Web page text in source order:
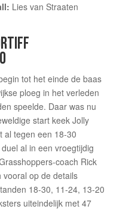
Lies van Straaten
tot het einde de baas
ploeg in het verleden
speelde. Daar was nu
start keek Jolly
al tegen een 18-30
al in een vroegtijdig
coach Rick
vooral op de details
18-30, 11-24, 13-20
uiteindelijk met 47